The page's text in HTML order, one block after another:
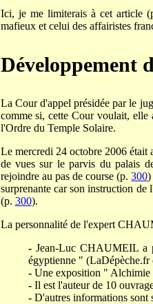
Ici, je me limiterais à cet article
mafieux et celui des affairistes
Développement
La Cour d'appel présidée par le
comme si, cette Cour voulait, elle
l'Ordre du Temple Solaire.
Le mercredi 24 octobre 2006 était
de vues sur le parvis du palais
rejoindre au pas de course (p.300)
surprenante car son instruction
(p. 300).
La personnalité de l'expert
- Jean-Luc CHAUMEIL a
égyptienne " (LaDépèche.fr
- Une exposition "
- Il est l'auteur de 10
- D'autres informations sont